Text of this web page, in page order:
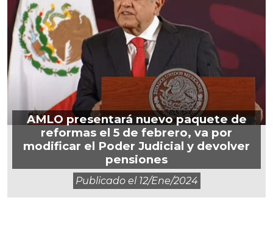
AMLO presentará nuevo paquete de
reformas el 5 de febrero, va por
modificar el Poder Judicial y devolver
pensiones
Publicado el 12/ene/2024